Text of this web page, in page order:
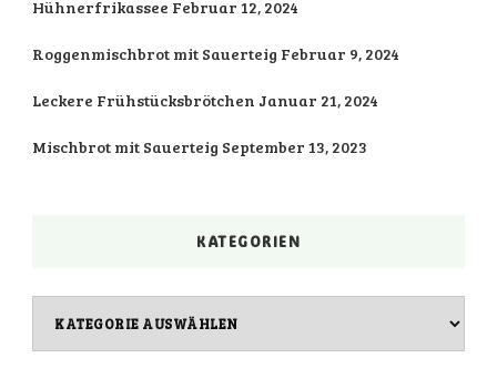
Hühnerfrikassee Februar 12, 2024
Roggenmischbrot mit Sauerteig Februar 9, 2024
Leckere Frühstücksbrötchen Januar 21, 2024
Mischbrot mit Sauerteig September 13, 2023
KATEGORIEN